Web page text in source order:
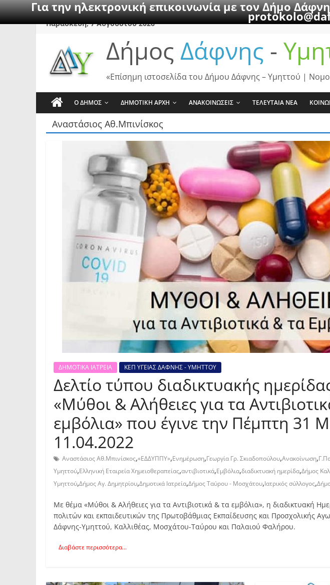
Για την ηλεκτρονική επικοινωνία με τον Δήμο
SkipΠαρασκευή, 7 Αυγούστου 2026
Δήμος Δάφνης -
«Επίσημη ιστοσελίδα του Δήμου Δάφνης – Υμηττού |
Ο ΔΗΜΟΣ ΔΗΜΟΤΙΚΗ ΑΡΧΗ ΑΝΑΚΟΙΝΩΣΕΙΣ ΤΕΛΕΥΤΑΙΑ ΝΕΑ
Αναστάσιος Αθ.Μπινίσκος
ΔΗΜΟΤΙΚΑ ΙΑΤΡΕΙΑ ΚΕΠ ΥΓΕΙΑΣ ΔΑΦΝΗΣ - ΥΜΗΤΤΟΥ
Δελτίο τύπου διαδικτυακής
«Μύθοι & Αλήθειες για τα
εμβόλια» που έγινε την Πέμπτη 31
11.04.2022
Αναστάσιος Αθ.Μπινίσκος,«ΕΔΔΥΠΠΥ»,Ενημέρωση,Γεωργία Γρ. Σκιαδοπούλου,Ανακοίνωση,
Υμηττού,Ελληνική Εταιρεία Χημειοθεραπείας,αντιβιοτικά,Εμβόλια,διαδικτυακή ημερίδα,Δήμος
Υμηττού,Δήμος Αγ. Δημητρίου,Δημοτικά Ιατρεία,Δήμος Ταύρου - Μοσχάτου,Ιατρικός σύλλογος,
Με θέμα «Μύθοι & Αλήθειες για τα Αντιβιοτικά & τα εμβόλια», η διαδικτυακή
πολιτών και εκπαιδευτικών της Πρωτοβάθμιας Εκπαίδευσης και Προσχολικής
Δάφνης-Υμηττού, Καλλιθέας, Μοσχάτου-Ταύρου και Παλαιού Φαλήρου.
Διαβάστε περισσότερα...